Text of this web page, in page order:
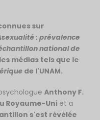
sur
: prévalence
national de
médias tels que le
de l'UNAM.
Anthony F.
Royaume-Uni et a
s'est révélée